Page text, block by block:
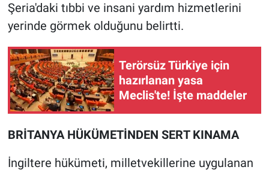
Şeria'daki tıbbi ve insani yardım hizmetlerini
yerinde görmek olduğunu belirtti.
Terörsüz Türkiye için
hazırlanan yasa
Meclis'te! İşte maddeler
BRİTANYA HÜKÜMETİNDEN SERT KINAMA
İngiltere hükümeti, milletvekillerine uygulanan
Kültür Sanat
Nedir
Popüler
Programlar
Sağlık